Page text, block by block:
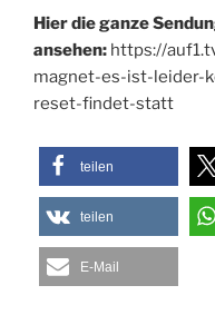
Hier die ganze
ansehen: https://
magnet-es-ist-leider-
reset-findet-statt
teilen
teilen
E-Mail